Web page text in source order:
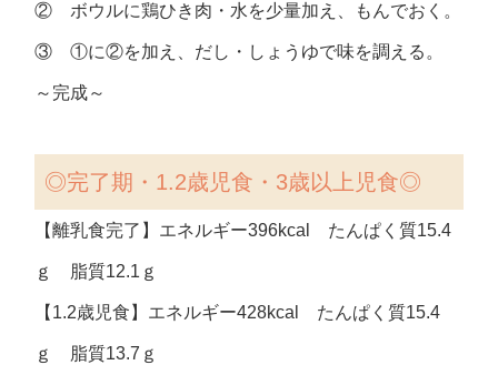
② ボウルに鶏ひき肉・水を少量加え、もんでおく。
③ ①に②を加え、だし・しょうゆで味を調える。
～完成～
◎完了期・1.2歳児食・3歳以上児食◎
【離乳食完了】エネルギー396kcal たんぱく質15.4
ｇ 脂質12.1ｇ
【1.2歳児食】エネルギー428kcal たんぱく質15.4
ｇ 脂質13.7ｇ